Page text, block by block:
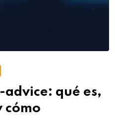
advice: qué es,
cómo